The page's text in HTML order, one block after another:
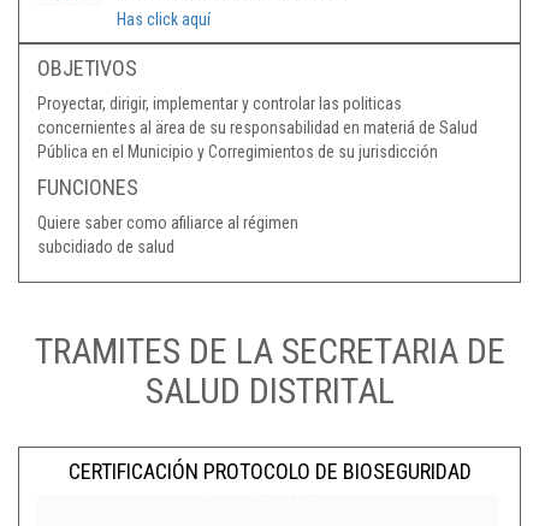
Has click aquí
OBJETIVOS
Proyectar, dirigir, implementar y controlar las politicas
concernientes al ärea de su responsabilidad en materiá de Salud
Pública en el Municipio y Corregimientos de su jurisdicción
FUNCIONES
Quiere saber como afiliarce al régimen
subcidiado de salud
TRAMITES DE LA SECRETARIA DE
SALUD DISTRITAL
CERTIFICACIÓN PROTOCOLO DE BIOSEGURIDAD